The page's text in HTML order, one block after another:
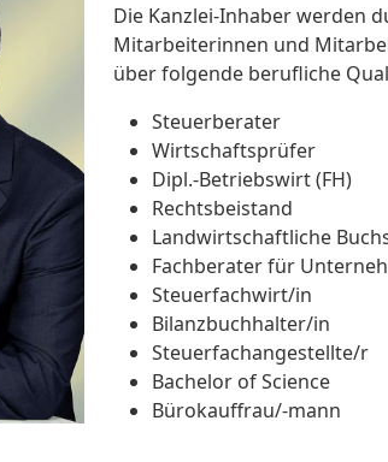
Die Kanzlei-Inhaber werden
Mitarbeiterinnen und
über folgende berufliche
Steuerberater
Wirtschaftsprüfer
Dipl.-Betriebswirt (FH)
Rechtsbeistand
Landwirtschaftliche
Fachberater für
Steuerfachwirt/in
Bilanzbuchhalter/in
Steuerfachangestellte/r
Bachelor of Science
Bürokauffrau/-mann